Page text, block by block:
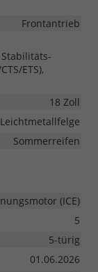
Frontantrieb
ETS),
18 Zoll
Leichtmetallfelge
Sommerreifen
(ICE)
5
5-türig
01.06.2026